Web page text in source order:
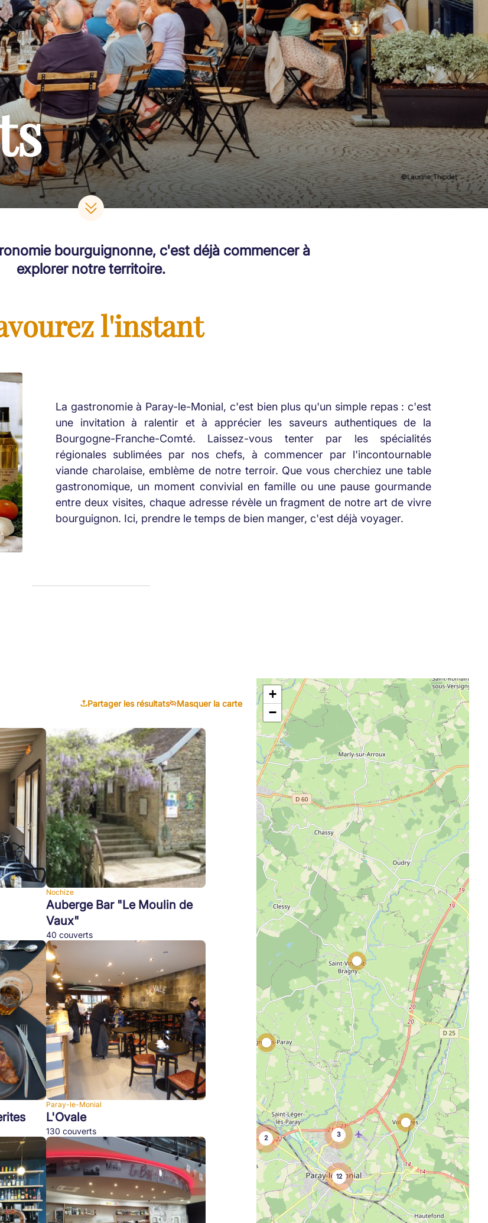
bourguignonne, c'est déjà commencer à
explorer notre territoire.
l'instant
La gastronomie à Paray-le-Monial, c'est bien plus qu'un simple repas : c'est
une invitation à ralentir et à apprécier les saveurs authentiques de la
Bourgogne-Franche-Comté. Laissez-vous tenter par les spécialités
régionales sublimées par nos chefs, à commencer par l'incontournable
viande charolaise, emblème de notre terroir. Que vous cherchiez une table
gastronomique, un moment convivial en famille ou une pause gourmande
entre deux visites, chaque adresse révèle un fragment de notre art de vivre
bourguignon. Ici, prendre le temps de bien manger, c'est déjà voyager.
Partager les résultats Masquer la carte
Nochize
Auberge Bar "Le Moulin de
Vaux"
40 couverts
Paray-le-Monial
L'Ovale
130 couverts
2 3
12
+
−